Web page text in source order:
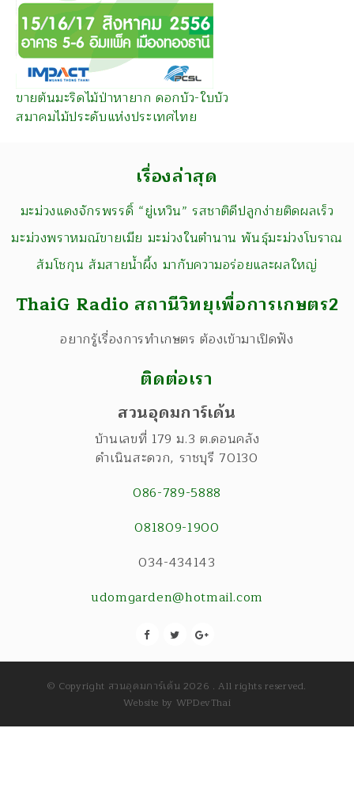
ขายต้นมะริดไม้ป่าหายาก ดอกบัว-ใบบัว
สมาคมไม้ประดับแห่งประเทศไทย
เรื่องล่าสุด
มะม่วงแดงจักรพรรดิ์ “ยู่เหวิน” รสชาติดีปลูกง่ายติดผลเร็ว
มะม่วงพราหมณ์ขายเมีย มะม่วงในตำนาน พันธุ์มะม่วงโบราณ
ส้มโชกุน ส้มสายน้ำผึ้ง มากับความอร่อยและผลใหญ่
ThaiG Radio สถานีวิทยุเพื่อการเกษตร2
อยากรู้เรื่องการทำเกษตร ต้องเข้ามาเปิดฟัง
ติดต่อเรา
สวนอุดมการ์เด้น
บ้านเลขที่ 179 ม.3 ต.ดอนคลัง
ดำเนินสะดวก, ราชบุรี 70130
086-789-5888
081809-1900
034-434143
udomgarden@hotmail.com
© Copyright สวนอุดมการ์เด้น 2026 . All rights reserved.
Website by WPDevThai